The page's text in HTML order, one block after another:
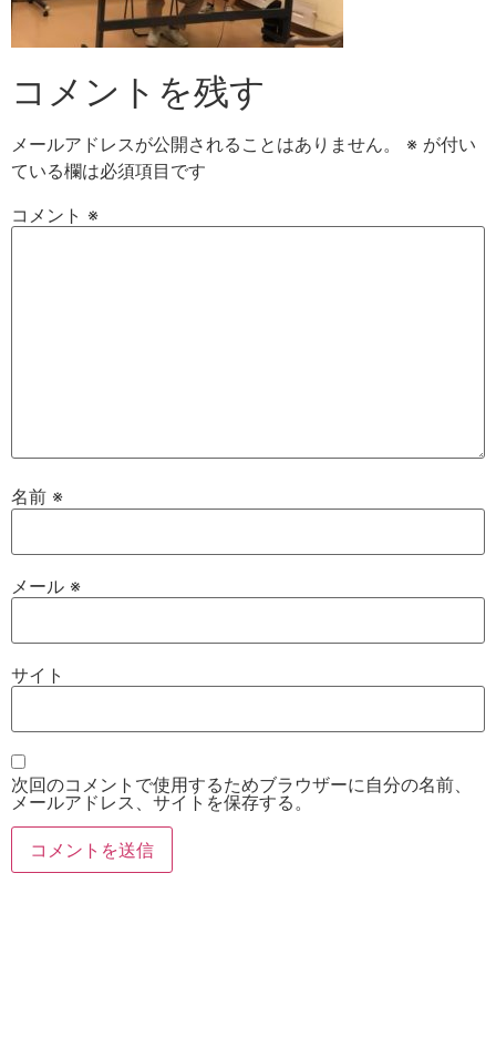
コメントを残す
メールアドレスが公開されることはありません。 ※ が付い
ている欄は必須項目です
コメント ※
名前 ※
メール ※
サイト
次回のコメントで使用するためブラウザーに自分の名前、
メールアドレス、サイトを保存する。